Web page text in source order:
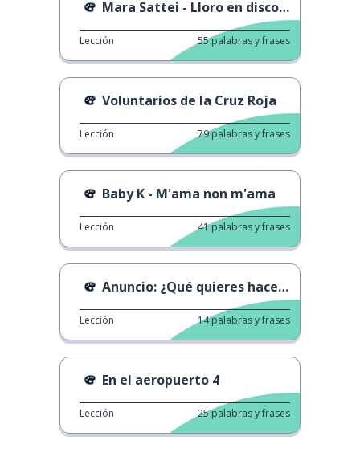
Mara Sattei - Lloro en discoteca
Lección 55palabras y frases
Voluntarios de la Cruz Roja
Lección 79palabras y frases
Baby K - M'ama non m'ama
Lección 41palabras y frases
Anuncio: ¿Qué quieres hacer cuando seas mayor?
Lección 14palabras y frases
En el aeropuerto 4
Lección 25palabras y frases